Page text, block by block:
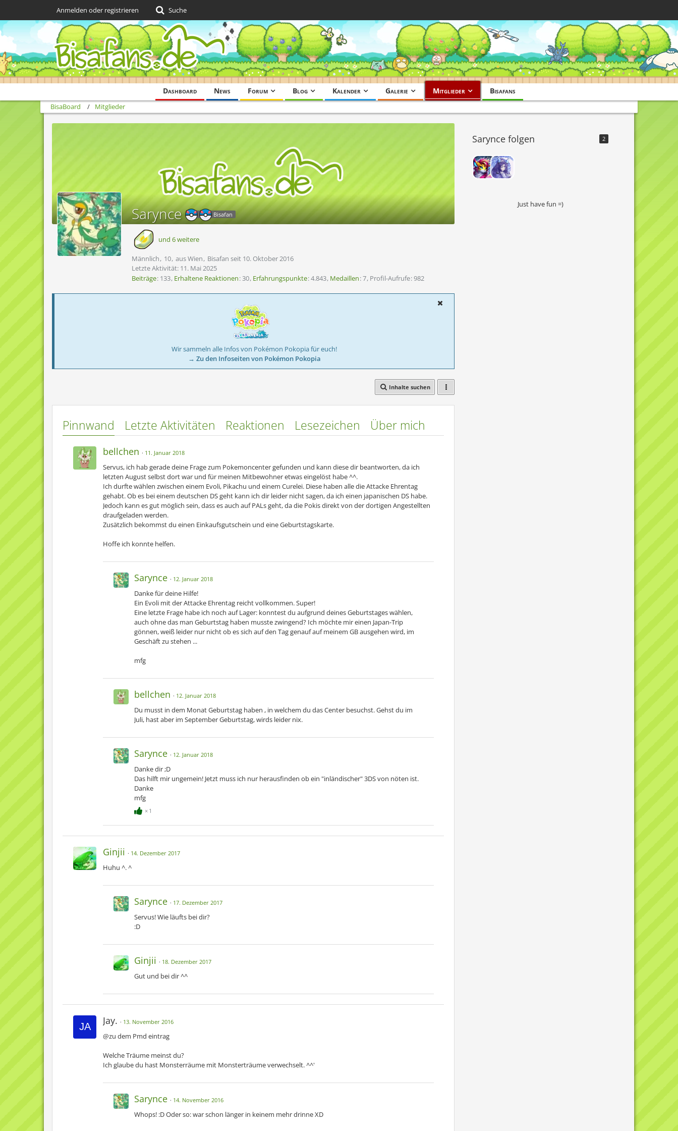
Dashboard News Forum Blog Kalender Galerie Mitglieder Bisafans
Anmelden oder registrieren Suche
BisaBoard Mitglieder
Sarynce Bisafan
und 6 weitere
Männlich 10 aus Wien
Bisafan seit 10. Oktober 2016
Letzte Aktivität: 11. Mai 2025
Beiträge 133 Erhaltene Reaktionen 30 Erfahrungspunkte 4.843 Medaillen 7 Profil-Aufrufe 982
Wir sammeln alle Infos von Pokémon Pokopia für euch!
→ Zu den Infoseiten von Pokémon Pokopia
Inhalte suchen
Pinnwand Letzte Aktivitäten Reaktionen Lesezeichen Über mich
bellchen 11. Januar 2018
Servus, ich hab gerade deine Frage zum Pokemoncenter gefunden und kann diese dir beantworten, da ich
letzten August selbst dort war und für meinen Mitbewohner etwas eingelöst habe ^^.
Ich durfte wählen zwischen einem Evoli, Pikachu und einem Curelei. Diese haben alle die Attacke Ehrentag
gehabt. Ob es bei einem deutschen DS geht kann ich dir leider nicht sagen, da ich einen japanischen DS habe.
Jedoch kann es gut möglich sein, dass es auch auf PALs geht, da die Pokis direkt von der dortigen Angestellten
draufgeladen werden.
Zusätzlich bekommst du einen Einkaufsgutschein und eine Geburtstagskarte.
Hoffe ich konnte helfen.
Sarynce 12. Januar 2018
Danke für deine Hilfe!
Ein Evoli mit der Attacke Ehrentag reicht vollkommen. Super!
Eine letzte Frage habe ich noch auf Lager: konntest du aufgrund deines Geburtstages wählen,
auch ohne das man Geburtstag haben musste zwingend? Ich möchte mir einen Japan-Trip
gönnen, weiß leider nur nicht ob es sich auf den Tag genauf auf meinem GB ausgehen wird, im
Geschäft zu stehen ...
mfg
bellchen 12. Januar 2018
Du musst in dem Monat Geburtstag haben , in welchem du das Center besuchst. Gehst du im
Juli, hast aber im September Geburtstag, wirds leider nix.
Sarynce 12. Januar 2018
Danke dir ;D
Das hilft mir ungemein! Jetzt muss ich nur herausfinden ob ein "inländischer" 3DS von nöten ist.
Danke
mfg
1
Ginjii 14. Dezember 2017
Huhu ^. ^
Sarynce 17. Dezember 2017
Servus! Wie läufts bei dir?
:D
Ginjii 18. Dezember 2017
Gut und bei dir ^^
Jay. 13. November 2016
@zu dem Pmd eintrag
Welche Träume meinst du?
Ich glaube du hast Monsterräume mit Monsterträume verwechselt. ^^'
Sarynce 14. November 2016
Whops! :D Oder so: war schon länger in keinem mehr drinne XD
Sarynce folgen 2
Just have fun =)